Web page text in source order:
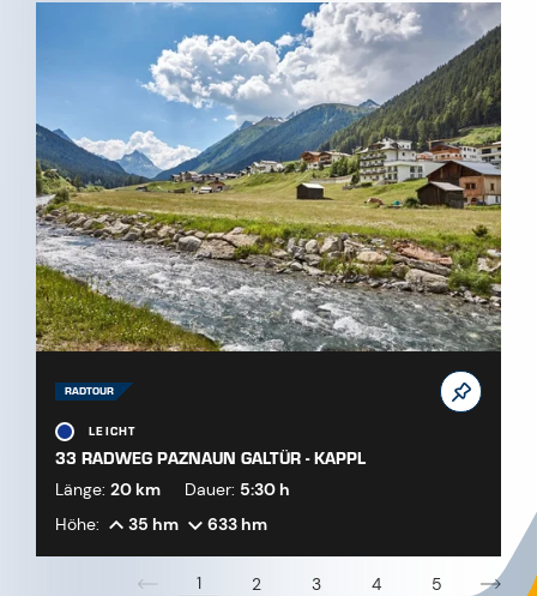
RADTOUR
LEICHT
33 RADWEG PAZNAUN GALTÜR - KAPPL
Länge: 20 km Dauer: 5:30 h
Höhe:
35 hm 633 hm
1 2 3 4 5